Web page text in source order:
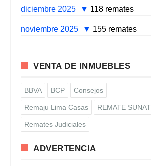
diciembre 2025
118 remates
noviembre 2025 155 remates
VENTA DE INMUEBLES
BBVA BCP Consejos
Remaju Lima Casas REMATE SUNAT
Remates Judiciales
ADVERTENCIA